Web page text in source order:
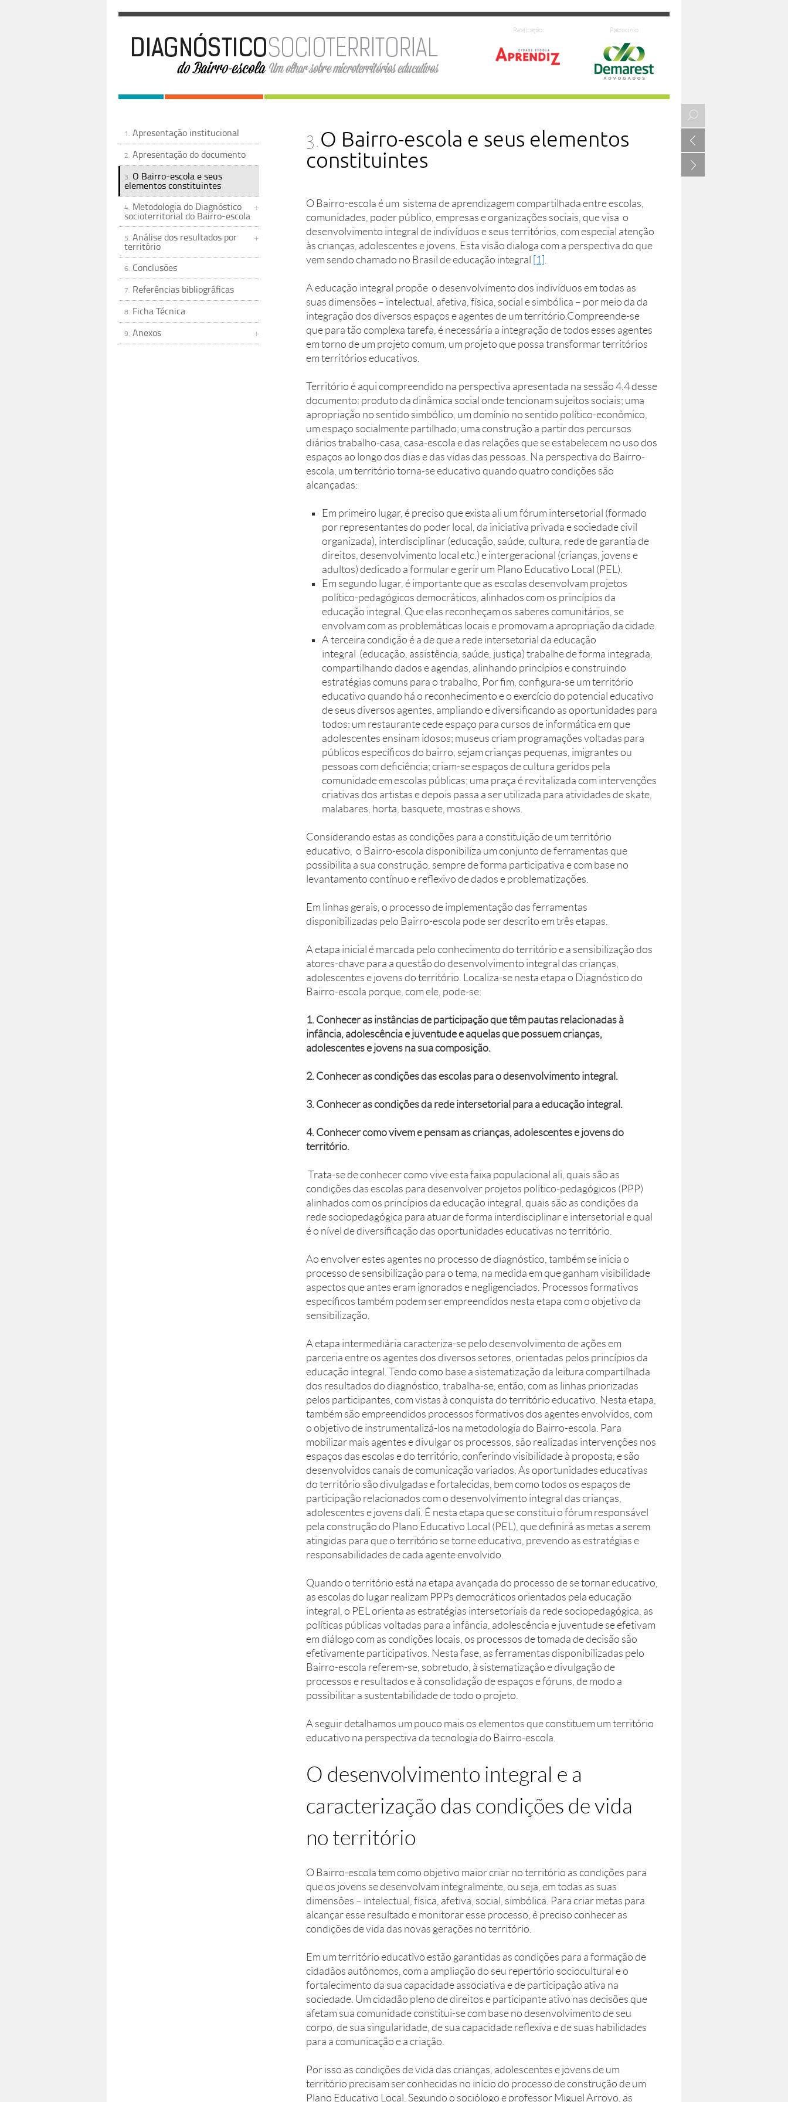
Patrocínio
Realização
1. Apresentação institucional
2. Apresentação do documento
3. O Bairro-escola e seus
elementos constituintes
4. Metodologia do Diagnóstico
socioterritorial do Bairro-escola
5. Análise dos resultados por
território
6. Conclusões
7. Referências bibliográficas
8. Ficha Técnica
9. Anexos
3.O Bairro-escola e seus elementos
constituintes
O Bairro-escola é um sistema de aprendizagem compartilhada entre escolas,
comunidades, poder público, empresas e organizações sociais, que visa o
desenvolvimento integral de indivíduos e seus territórios, com especial atenção
às crianças, adolescentes e jovens. Esta visão dialoga com a perspectiva do que
vem sendo chamado no Brasil de educação integral
[1] .
A educação integral propõe o desenvolvimento dos indivíduos em todas as
suas dimensões – intelectual, afetiva, física, social e simbólica – por meio da da
integração dos diversos espaços e agentes de um território.Compreende-se
que para tão complexa tarefa, é necessária a integração de todos esses agentes
em torno de um projeto comum, um projeto que possa transformar territórios
em territórios educativos.
Território é aqui compreendido na perspectiva apresentada na sessão 4.4 desse
documento: produto da dinâmica social onde tencionam sujeitos sociais; uma
apropriação no sentido simbólico, um domínio no sentido político-econômico,
um espaço socialmente partilhado; uma construção a partir dos percursos
diários trabalho-casa, casa-escola e das relações que se estabelecem no uso dos
espaços ao longo dos dias e das vidas das pessoas. Na perspectiva do Bairro-
escola, um território torna-se educativo quando quatro condições são
alcançadas:
Em primeiro lugar, é preciso que exista ali um fórum intersetorial (formado
por representantes do poder local, da iniciativa privada e sociedade civil
organizada), interdisciplinar (educação, saúde, cultura, rede de garantia de
direitos, desenvolvimento local etc.) e intergeracional (crianças, jovens e
adultos) dedicado a formular e gerir um Plano Educativo Local (PEL).
Em segundo lugar, é importante que as escolas desenvolvam projetos
político-pedagógicos democráticos, alinhados com os princípios da
educação integral. Que elas reconheçam os saberes comunitários, se
envolvam com as problemáticas locais e promovam a apropriação da cidade.
A terceira condição é a de que a rede intersetorial da educação
integral (educação, assistência, saúde, justiça) trabalhe de forma integrada,
compartilhando dados e agendas, alinhando princípios e construindo
estratégias comuns para o trabalho, Por fim, configura-se um território
educativo quando há o reconhecimento e o exercício do potencial educativo
de seus diversos agentes, ampliando e diversificando as oportunidades para
todos: um restaurante cede espaço para cursos de informática em que
adolescentes ensinam idosos; museus criam programações voltadas para
públicos específicos do bairro, sejam crianças pequenas, imigrantes ou
pessoas com deficiência; criam-se espaços de cultura geridos pela
comunidade em escolas públicas; uma praça é revitalizada com intervenções
criativas dos artistas e depois passa a ser utilizada para atividades de skate,
malabares, horta, basquete, mostras e shows.
Considerando estas as condições para a constituição de um território
educativo, o Bairro-escola disponibiliza um conjunto de ferramentas que
possibilita a sua construção, sempre de forma participativa e com base no
levantamento contínuo e reflexivo de dados e problematizações.
Em linhas gerais, o processo de implementação das ferramentas
disponibilizadas pelo Bairro-escola pode ser descrito em três etapas.
A etapa inicial é marcada pelo conhecimento do território e a sensibilização dos
atores-chave para a questão do desenvolvimento integral das crianças,
adolescentes e jovens do território. Localiza-se nesta etapa o Diagnóstico do
Bairro-escola porque, com ele, pode-se:
1. Conhecer as instâncias de participação que têm pautas relacionadas à
infância, adolescência e juventude e aquelas que possuem crianças,
adolescentes e jovens na sua composição.
2. Conhecer as condições das escolas para o desenvolvimento integral.
3. Conhecer as condições da rede intersetorial para a educação integral.
4. Conhecer como vivem e pensam as crianças, adolescentes e jovens do
território.
Trata-se de conhecer como vive esta faixa populacional ali, quais são as
condições das escolas para desenvolver projetos político-pedagógicos (PPP)
alinhados com os princípios da educação integral, quais são as condições da
rede sociopedagógica para atuar de forma interdisciplinar e intersetorial e qual
é o nível de diversificação das oportunidades educativas no território.
Ao envolver estes agentes no processo de diagnóstico, também se inicia o
processo de sensibilização para o tema, na medida em que ganham visibilidade
aspectos que antes eram ignorados e negligenciados. Processos formativos
específicos também podem ser empreendidos nesta etapa com o objetivo da
sensibilização.
A etapa intermediária caracteriza-se pelo desenvolvimento de ações em
parceria entre os agentes dos diversos setores, orientadas pelos princípios da
educação integral. Tendo como base a sistematização da leitura compartilhada
dos resultados do diagnóstico, trabalha-se, então, com as linhas priorizadas
pelos participantes, com vistas à conquista do território educativo. Nesta etapa,
também são empreendidos processos formativos dos agentes envolvidos, com
o objetivo de instrumentalizá-los na metodologia do Bairro-escola. Para
mobilizar mais agentes e divulgar os processos, são realizadas intervenções nos
espaços das escolas e do território, conferindo visibilidade à proposta, e são
desenvolvidos canais de comunicação variados. As oportunidades educativas
do território são divulgadas e fortalecidas, bem como todos os espaços de
participação relacionados com o desenvolvimento integral das crianças,
adolescentes e jovens dali. É nesta etapa que se constitui o fórum responsável
pela construção do Plano Educativo Local (PEL), que definirá as metas a serem
atingidas para que o território se torne educativo, prevendo as estratégias e
responsabilidades de cada agente envolvido.
Quando o território está na etapa avançada do processo de se tornar educativo,
as escolas do lugar realizam PPPs democráticos orientados pela educação
integral, o PEL orienta as estratégias intersetoriais da rede sociopedagógica, as
políticas públicas voltadas para a infância, adolescência e juventude se efetivam
em diálogo com as condições locais, os processos de tomada de decisão são
efetivamente participativos. Nesta fase, as ferramentas disponibilizadas pelo
Bairro-escola referem-se, sobretudo, à sistematização e divulgação de
processos e resultados e à consolidação de espaços e fóruns, de modo a
possibilitar a sustentabilidade de todo o projeto.
A seguir detalhamos um pouco mais os elementos que constituem um território
educativo na perspectiva da tecnologia do Bairro-escola.
O desenvolvimento integral e a
caracterização das condições de vida
no território
O Bairro-escola tem como objetivo maior criar no território as condições para
que os jovens se desenvolvam integralmente, ou seja, em todas as suas
dimensões – intelectual, física, afetiva, social, simbólica. Para criar metas para
alcançar esse resultado e monitorar esse processo, é preciso conhecer as
condições de vida das novas gerações no território.
Em um território educativo estão garantidas as condições para a formação de
cidadãos autônomos, com a ampliação do seu repertório sociocultural e o
fortalecimento da sua capacidade associativa e de participação ativa na
sociedade. Um cidadão pleno de direitos e participante ativo nas decisões que
afetam sua comunidade constitui-se com base no desenvolvimento de seu
corpo, de sua singularidade, de sua capacidade reflexiva e de suas habilidades
para a comunicação e a criação.
Por isso as condições de vida das crianças, adolescentes e jovens de um
território precisam ser conhecidas no início do processo de construção de um
Plano Educativo Local. Segundo o sociólogo e professor Miguel Arroyo, as